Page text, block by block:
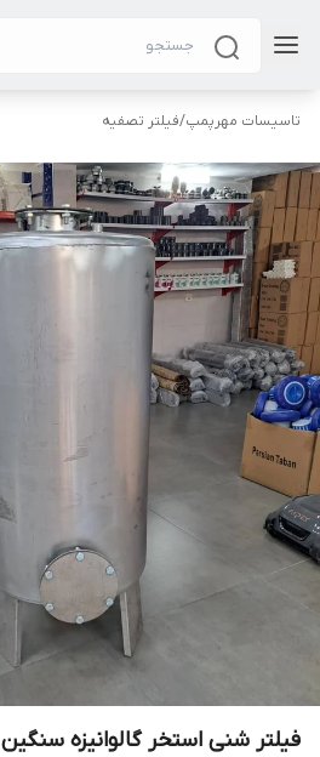
تاسیسات مهرپمپ/فیلتر تصفیه
فیلتر شنی استخر گالوانیزه سنگین 90*130